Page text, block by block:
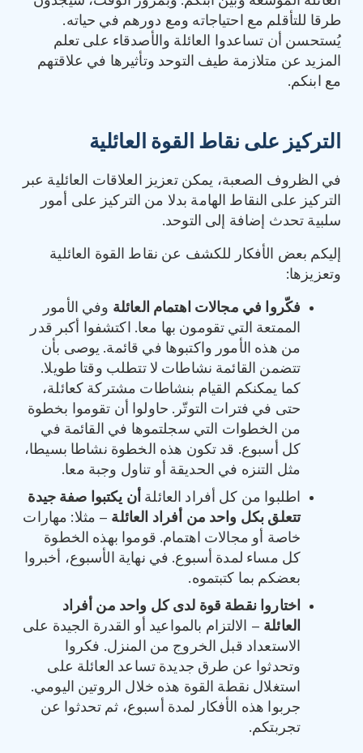
طرقا للتأقلم مع احتياجاته ومع دورهم في حياته.
يُستحسن أن تساعدوا العائلة والأصدقاء على تعلم
المزيد عن متلازمة طيف التوحد وتأثيرها في علاقتهم
مع ابنكم.
التركيز على نقاط القوة العائلية
في الظروف الصعبة، يمكن تعزيز العلاقات العائلية عبر
التركيز على النقاط الهامة بدلا من التركيز على أمور
سلبية تحدث إضافة إلى التوحد.
إليكم بعض الأفكار للكشف عن نقاط القوة العائلية
وتعزيزها:
فكّروا في مجالات اهتمام العائلة وفي الأمور
الممتعة التي تقومون بها معا. اكتشفوا أكبر قدر
من هذه الأمور واكتبوها في قائمة. يوصى بأن
تتضمن القائمة نشاطات لا تتطلب وقتا طويلا.
كما يمكنكم القيام بنشاطات مشتركة كعائلة،
حتى في فترات التوتّر. حاولوا أن تقوموا بخطوة
من الخطوات التي سجلتموها في القائمة في
كل أسبوع. قد تكون هذه الخطوة نشاطا بسيطا،
مثل التنزه في الحديقة أو تناول وجبة معا.
اطلبوا من كل أفراد العائلة أن يكتبوا صفة جيدة
تتعلق بكل واحد من أفراد العائلة – مثلا: مهارات
خاصة أو مجالات اهتمام. قوموا بهذه الخطوة
كل مساء لمدة أسبوع. في نهاية الأسبوع، أخبروا
بعضكم بما كتبتموه.
اختاروا نقطة قوة لدى كل واحد من أفراد
العائلة – الالتزام بالمواعيد أو القدرة الجيدة على
الاستعداد قبل الخروج من المنزل. فكروا
وتحدثوا عن طرق جديدة تساعد العائلة على
استغلال نقطة القوة هذه خلال الروتين اليومي.
جربوا هذه الأفكار لمدة أسبوع، ثم تحدثوا عن
تجربتكم.